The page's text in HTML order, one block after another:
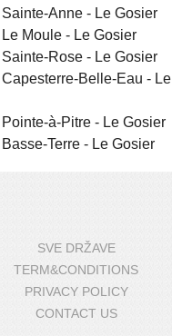
Anne - Le Gosier
Moule - Le Gosier
Rose - Le Gosier
Belle-Eau - Le
à-Pitre - Le Gosier
Terre - Le Gosier
SVE DRŽAVE
TERM&CONDITIONS
PRIVACY POLICY
CONTACT US